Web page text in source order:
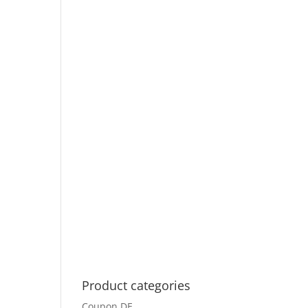
Product categories